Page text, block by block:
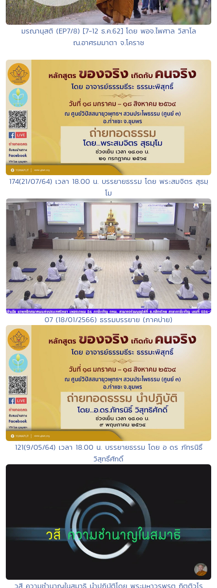
มรณานุสติ (EP7/8) [7-12 ธ.ค.62] โดย พอจ.ไพศาล วิสาโล
ณ.อาศรมมาตา จ.โคราช
174(21/07/64) เวลา 18.00 น. บรรยายธรรม โดย พระสมจิตร สุธมฺ
โม
07 (18/01/2566) ธรรมบรรยาย (ภาคบ่าย)
121(9/05/64) เวลา 18.00 น. บรรยายธรรม โดย อ ดร ภัทรนิธิ์
วิสุทธิ์ศักดิ์
วสี ความชำนาญในสมาธิ นำปฏิบัติโดย พระมหาวรพรต กิตติวโร